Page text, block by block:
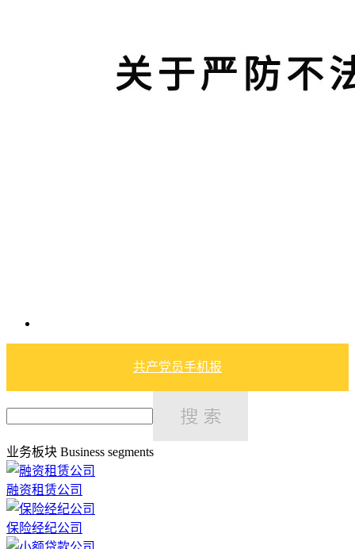
共产党员手机报
业务板块 Business segments
融资租赁公司
保险经纪公司